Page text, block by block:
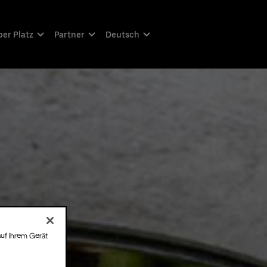
Platz Partner Deutsch
Ihrem Gerät